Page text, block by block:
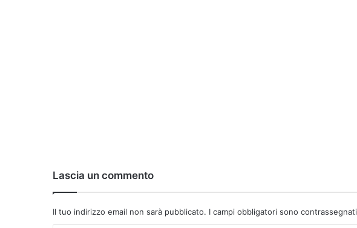
Lascia un commento
Il tuo indirizzo email non sarà pubblicato. I campi obbligatori sono contrassegnati